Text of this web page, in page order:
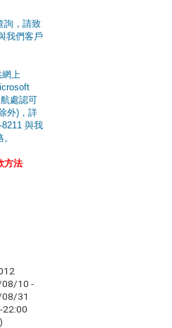
詢，請致
我們客戶
網上
處認可
外)，詳
與我
方法
10 -
31
22:00